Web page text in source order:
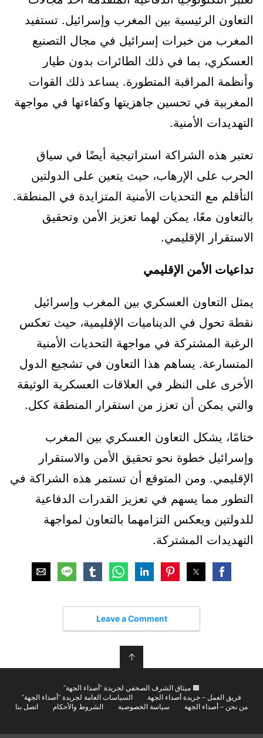
التعاون الرئيسية بين المغرب وإسرائيل. تستفيد
المغرب من خبرات إسرائيل في مجال التصنيع
العسكري، بما في ذلك الطائرات بدون طيار
وأنظمة المراقبة المتطورة. يساعد ذلك القوات
المغربية في تحسين جاهزيتها وكفاءتها في مواجهة
التهديدات الأمنية.
تعتبر هذه الشراكة استراتيجية أيضًا في سياق
الحرب على الإرهاب، حيث يتعين على الدولتين
التأقلم مع التحديات الأمنية المتزايدة في المنطقة.
بالتعاون معًا، يمكن لهما تعزيز الأمن وتحقيق
الاستقرار الإقليمي.
تداعيات الأمن الإقليمي
يمثل التعاون العسكري بين المغرب وإسرائيل
نقطة تحول في الديناميات الإقليمية، حيث تعكس
الرغبة المشتركة في مواجهة التحديات الأمنية
المتسارعة. يساهم هذا التعاون في تشجيع الدول
الأخرى على النظر في العلاقات العسكرية الوثيقة
والتي يمكن أن تعزز من استقرار المنطقة ككل.
ختامًا، يشكل التعاون العسكري بين المغرب
وإسرائيل خطوة نحو تحقيق الأمن والاستقرار
الإقليمي. ومن المتوقع أن تستمر هذه الشراكة في
التطور مما يسهم في تعزيز القدرات الدفاعية
للدولتين ويعكس التزامهما بالتعاون لمواجهة
التهديدات المشتركة.
Leave a Comment
↑
🟫 ميثاق الشرف الصحفي لجريدة “أصداء الجهة”
فريق العمل – جريدة أصداء الجهة
السياسات العامة لجريدة “أصداء الجهة”
من نحن – أصداء الجهة
سياسة الخصوصية الشروط والأحكام اتصل بنا